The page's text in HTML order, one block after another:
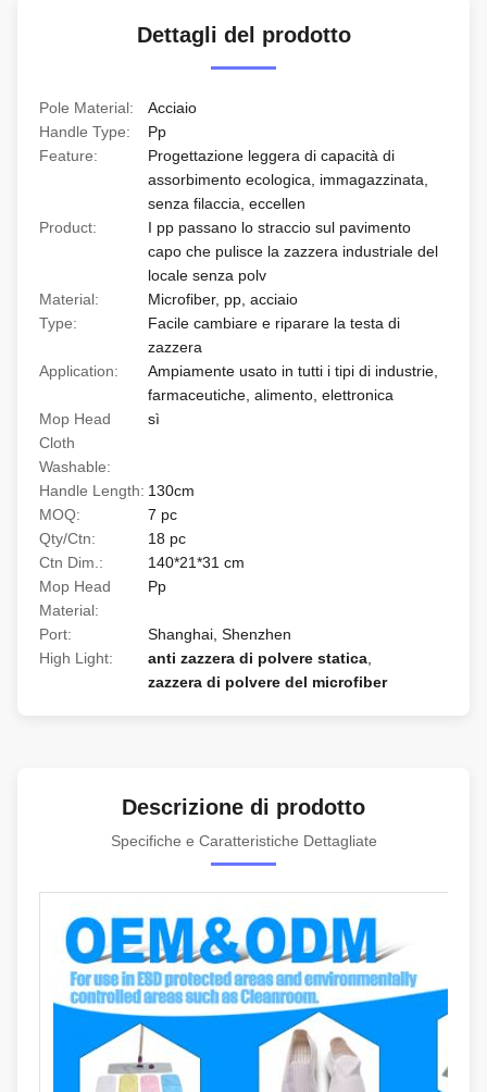
Dettagli del prodotto
Pole Material:
Acciaio
Handle Type:
Pp
Feature:
Progettazione leggera di capacità di
assorbimento ecologica, immagazzinata,
senza filaccia, eccellen
Product:
I pp passano lo straccio sul pavimento
capo che pulisce la zazzera industriale del
locale senza polv
Material:
Microfiber, pp, acciaio
Type:
Facile cambiare e riparare la testa di
zazzera
Application:
Ampiamente usato in tutti i tipi di industrie,
farmaceutiche, alimento, elettronica
Mop Head
Cloth
Washable:
sì
Handle Length: 130cm
MOQ:
7 pc
Qty/Ctn:
18 pc
Ctn Dim.:
140*21*31 cm
Mop Head
Material:
Pp
Port:
Shanghai, Shenzhen
High Light:
anti zazzera di polvere statica
zazzera di polvere del microfiber
Descrizione di prodotto
Specifiche e Caratteristiche Dettagliate